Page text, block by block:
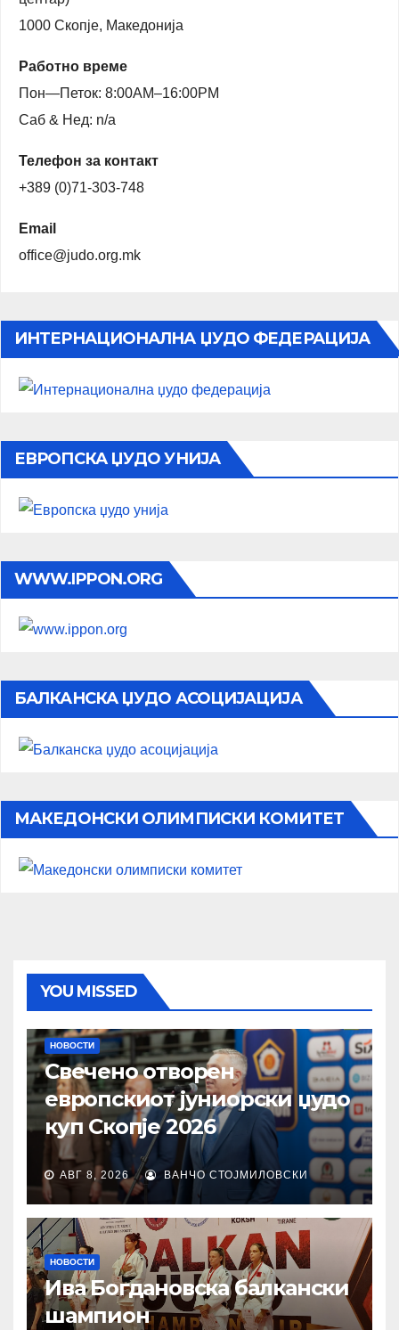
1000 Скопје, Македонија
Работно време
Пон—Петок: 8:00AM–16:00PM
Саб & Нед: n/a
Телефон за контакт
+389 (0)71-303-748
Email
office@judo.org.mk
ИНТЕРНАЦИОНАЛНА ЏУДО ФЕДЕРАЦИЈА
ЕВРОПСКА ЏУДО УНИЈА
WWW.IPPON.ORG
БАЛКАНСКА ЏУДО АСОЦИЈАЦИЈА
МАКЕДОНСКИ ОЛИМПИСКИ КОМИТЕТ
YOU MISSED
НОВОСТИ
Свечено отворен
европскиот јуниорски џудо
куп Скопје 2026
АВГ 8, 2026 ВАНЧО СТОЈМИЛОВСКИ
НОВОСТИ
Ива Богдановска балкански
шампион